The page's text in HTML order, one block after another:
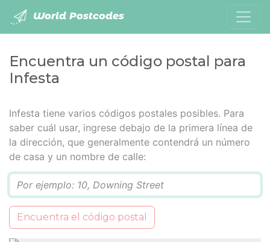
World Postcodes
Encuentra un código postal para
Infesta
Infesta tiene varios códigos postales posibles. Para
saber cuál usar, ingrese debajo de la primera línea de
la dirección, que generalmente contendrá un número
de casa y un nombre de calle:
Encuentra el código postal